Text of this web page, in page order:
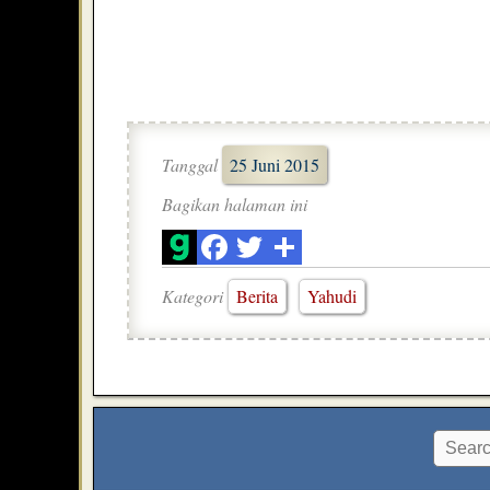
Tanggal 25 Juni 2015
Bagikan halaman ini
Kategori Berita Yahudi